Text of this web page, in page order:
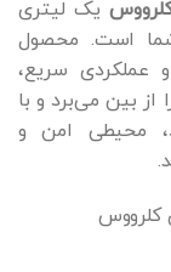
یک لیتری
شما است. محصول
عملکردی سریع،
بین می‌برد و با
محیطی امن و